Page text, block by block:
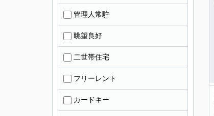
管理人常駐
眺望良好
二世帯住宅
フリーレント
カードキー